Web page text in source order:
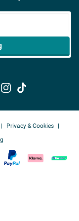
Privacy & Cookies